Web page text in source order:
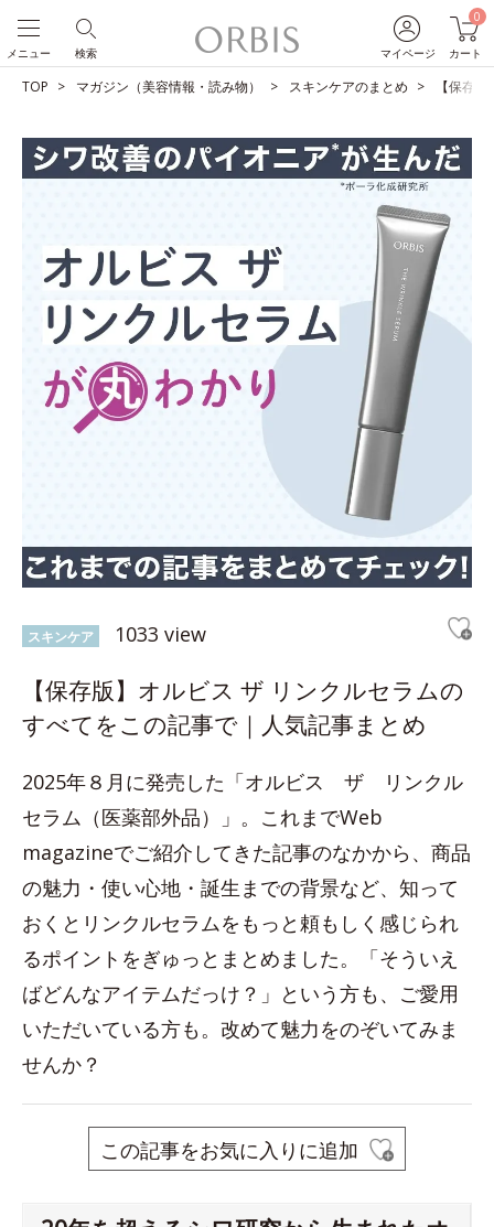
マイページ
0
カート
検索
メニュー
TOP マガジン（美容情報・読み物） スキンケアのまとめ 【保存
スキンケア 1033 view
【保存版】オルビス ザ リンクルセラムの
すべてをこの記事で｜人気記事まとめ
2025年８月に発売した「オルビス ザ リンクル
セラム（医薬部外品）」。これまでWeb
magazineでご紹介してきた記事のなかから、商品
の魅力・使い心地・誕生までの背景など、知って
おくとリンクルセラムをもっと頼もしく感じられ
るポイントをぎゅっとまとめました。「そういえ
ばどんなアイテムだっけ？」という方も、ご愛用
いただいている方も。改めて魅力をのぞいてみま
せんか？
この記事をお気に入りに追加